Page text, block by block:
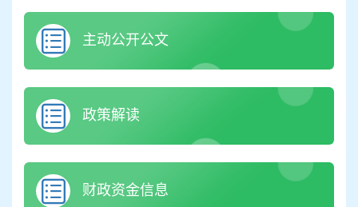
主动公开公文
政策解读
财政资金信息